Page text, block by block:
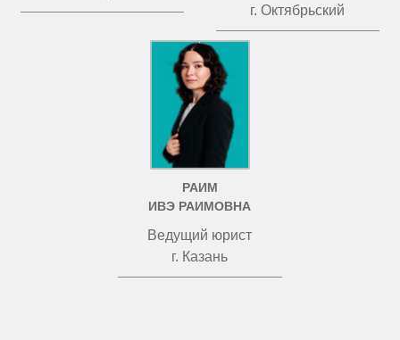
г. Октябрьский
РАИМ
ИВЭ РАИМОВНА
Ведущий юрист
г. Казань